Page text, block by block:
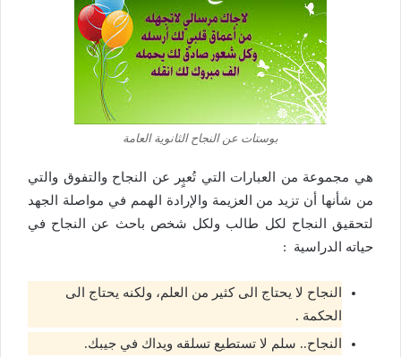
بوستات عن النجاح الثانوية العامة
هي مجموعة من العبارات التي تُعبٍر عن النجاح والتفوق والتي
من شأنها أن تزيد من العزيمة والإرادة الهمم في مواصلة الجهد
لتحقيق النجاح لكل طالب ولكل شخص باحث عن النجاح في
حياته الدراسية :
النجاح لا يحتاج الى كثير من العلم، ولكنه يحتاج الى
الحكمة .
النجاح.. سلم لا تستطيع تسلقه ويداك في جيبك.